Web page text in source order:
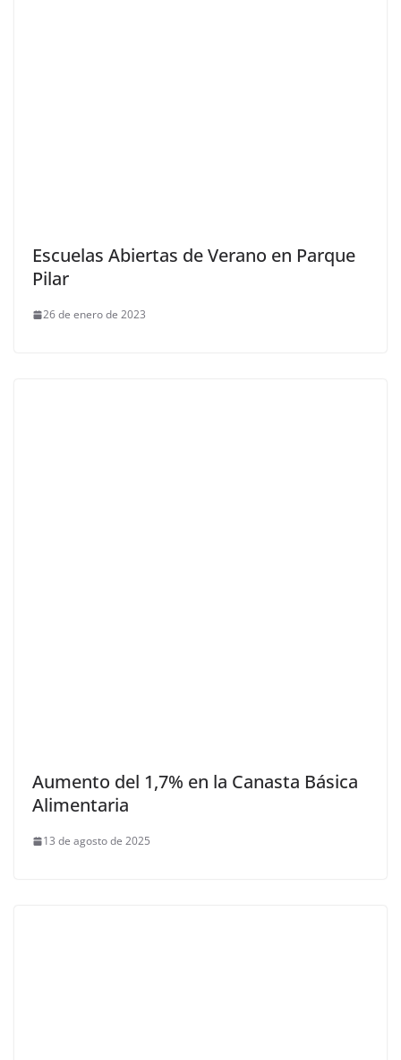
Escuelas Abiertas de Verano en Parque
Pilar
26 de enero de 2023
Aumento del 1,7% en la Canasta Básica
Alimentaria
13 de agosto de 2025